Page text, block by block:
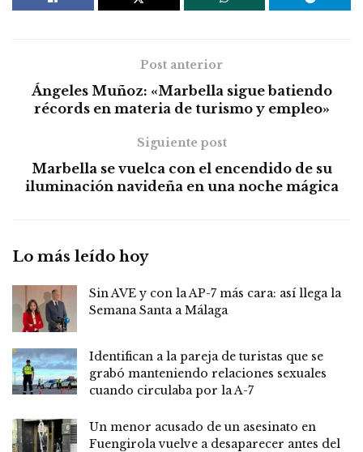
Post anterior
Ángeles Muñoz: «Marbella sigue batiendo
récords en materia de turismo y empleo»
Siguiente post
Marbella se vuelca con el encendido de su
iluminación navideña en una noche mágica
Lo más leído hoy
Sin AVE y con la AP-7 más cara: así llega la
Semana Santa a Málaga
Identifican a la pareja de turistas que se
grabó manteniendo relaciones sexuales
cuando circulaba por la A-7
Un menor acusado de un asesinato en
Fuengirola vuelve a desaparecer antes del